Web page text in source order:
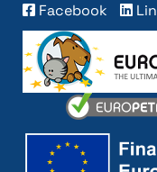
Facebook